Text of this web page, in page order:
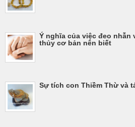
Ý nghĩa của việc đeo nhẫn
thủy cơ bản nên biết
Sự tích con Thiềm Thừ và